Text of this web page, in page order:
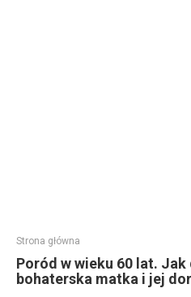
Strona główna
Poród w wieku 60 lat.
bohaterska matka i jej